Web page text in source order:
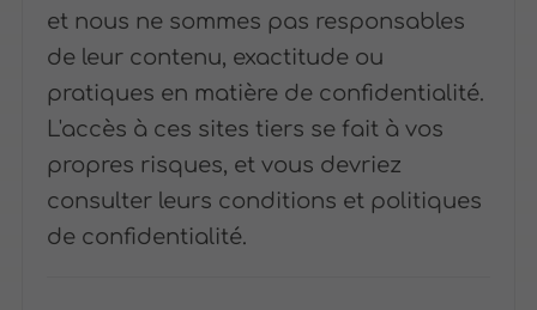
et nous ne sommes pas responsables
de leur contenu, exactitude ou
pratiques en matière de confidentialité.
L'accès à ces sites tiers se fait à vos
propres risques, et vous devriez
consulter leurs conditions et politiques
de confidentialité.